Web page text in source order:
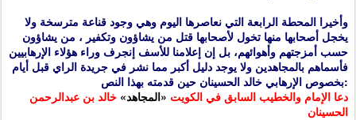
وأخيرا المحطة الرابعة التي نعاصرها اليوم وهي وجود قناعة مترسخة ولا
يخجل أصحابها منها تخول لأصحابها قتل من يشاؤون وتكفير ، من يشاؤون
حسب أمزجتهم وأهوائهم، بل إن إعلامنا للأسف إنجرف وراء هؤلاء الإرهابيين
فأسماهم بالمجاهدين ولا يوجد دليل أكبر مما نشر في جريدة الراي قبل أيام
بخصوص الإرهابي خالد الحسينان حين قدمته بهذا النص:
دعا الإمام والخطيب السابق في الكويت «المجاهد» خالد بن عبدالرحمن
الحسينان